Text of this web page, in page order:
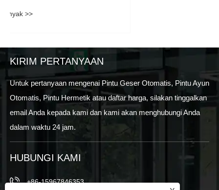
KIRIM PERTANYAAN
Untuk pertanyaan mengenai Pintu Geser Otomatis, Pintu Ayun
Otomatis, Pintu Hermetik atau daftar harga, silakan tinggalkan
email Anda kepada kami dan kami akan menghubungi Anda
dalam waktu 24 jam.
HUBUNGI KAMI
+86-15967846353